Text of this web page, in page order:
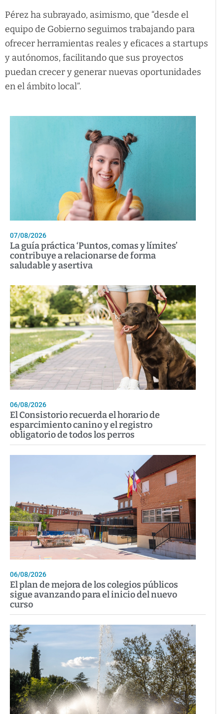
Pérez ha subrayado, asimismo, que “desde el
equipo de Gobierno seguimos trabajando para
ofrecer herramientas reales y eficaces a startups
y autónomos, facilitando que sus proyectos
puedan crecer y generar nuevas oportunidades
en el ámbito local”.
07/08/2026
La guía práctica ‘Puntos, comas y límites’
contribuye a relacionarse de forma
saludable y asertiva
06/08/2026
El Consistorio recuerda el horario de
esparcimiento canino y el registro
obligatorio de todos los perros
06/08/2026
El plan de mejora de los colegios públicos
sigue avanzando para el inicio del nuevo
curso